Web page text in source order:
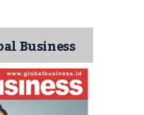
Business